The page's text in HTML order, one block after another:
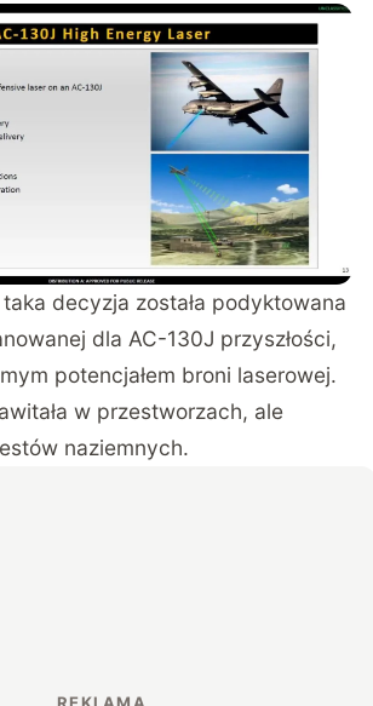
decyzja została podyktowana
dla AC-130J przyszłości,
potencjałem broni laserowej.
w przestworzach, ale
naziemnych.